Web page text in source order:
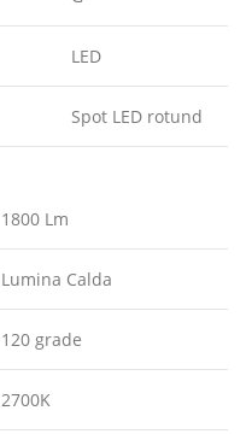
LED
Spot LED rotund
1800 Lm
Lumina Calda
120 grade
2700K